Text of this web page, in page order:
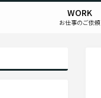
WORK
お仕事のご依頼